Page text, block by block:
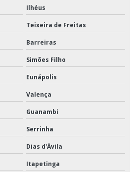
Ilhéus
Teixeira de Freitas
Barreiras
Simões Filho
Eunápolis
Valença
Guanambi
Serrinha
Dias d'Ávila
Itapetinga